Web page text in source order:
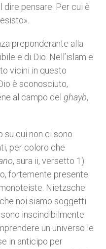
dire pensare. Per cui è
preponderante alla
e di Dio. Nell’islam e
vicini in questo
è sconosciuto,
al campo del ghayb,
su cui non ci sono
per coloro che
, sura ii, versetto 1).
fortemente presente
Nietzsche
noi siamo soggetti
inscindibilmente
un universo le
in anticipo per